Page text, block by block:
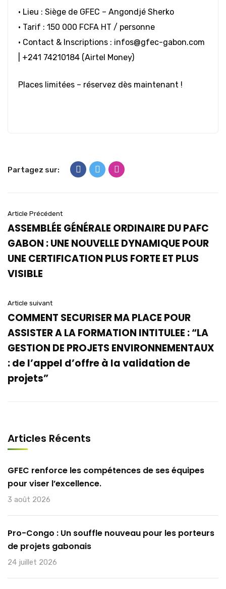
• Lieu : Siège de GFEC – Angondjé Sherko
• Tarif : 150 000 FCFA HT / personne
• Contact & Inscriptions : infos@gfec-gabon.com
| ‪+241 74210184‬ (Airtel Money)
Places limitées – réservez dès maintenant !
Partagez sur:
Article Précédent
ASSEMBLÉE GÉNÉRALE ORDINAIRE DU PAFC
GABON : UNE NOUVELLE DYNAMIQUE POUR
UNE CERTIFICATION PLUS FORTE ET PLUS
VISIBLE
Article suivant
COMMENT SECURISER MA PLACE POUR
ASSISTER A LA FORMATION INTITULEE : “LA
GESTION DE PROJETS ENVIRONNEMENTAUX
: de l’appel d’offre à la validation de
projets”
Articles Récents
GFEC renforce les compétences de ses équipes
pour viser l’excellence.
3 août 2026
Pro-Congo : Un souffle nouveau pour les porteurs
de projets gabonais
24 juillet 2026